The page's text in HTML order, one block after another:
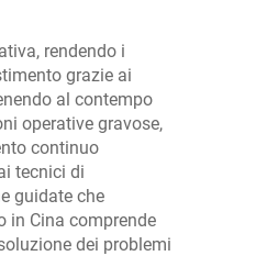
rendendo i
grazie ai
al contempo
operative gravose,
continuo
tecnici di
guidate che
in Cina comprende
dei problemi